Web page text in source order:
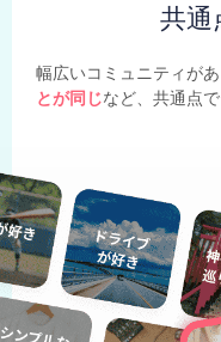
共通
幅広いコミュニティが
とが同じなど、共通点